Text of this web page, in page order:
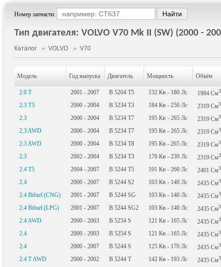
Номер запчасти:
Тип двигателя: VOLVO V70 Mk II (SW) (2000 -
Каталог ► VOLVO ► V70
Модель Год выпуска Двигатель Мощность Объём
2.0 T 2001 - 2007 B 5204 T5 132 Кв - 180 Лс 1984 См3
2.3 T5 2000 - 2004 B 5234 T3 184 Кв - 250 Лс 2319 См3
2.3 2000 - 2004 B 5234 T7 195 Кв - 265 Лс 2319 См3
2.3 AWD 2000 - 2004 B 5234 T7 195 Кв - 265 Лс 2319 См3
2.3 AWD 2000 - 2004 B 5234 T8 195 Кв - 265 Лс 2319 См3
2.3 2002 - 2004 B 5234 T3 176 Кв - 239 Лс 2319 См3
2.4 T5 2004 - 2007 B 5244 T5 191 Кв - 260 Лс 2401 См3
2.4 2000 - 2007 B 5244 S2 103 Кв - 140 Лс 2435 См3
2.4 Bifuel (CNG) 2001 - 2007 B 5244 SG 103 Кв - 140 Лс 2435 См3
2.4 Bifuel (LPG) 2001 - 2007 B 5244 SG2 103 Кв - 140 Лс 2435 См3
2.4 AWD 2000 - 2003 B 5254 S 121 Кв - 165 Лс 2435 См3
2.4 2000 - 2003 B 5254 S 121 Кв - 165 Лс 2435 См3
2.4 2000 - 2007 B 5244 S 125 Кв - 170 Лс 2435 См3
2.4 T AWD 2000 - 2002 B 5244 T 142 Кв - 193 Лс 2435 См3